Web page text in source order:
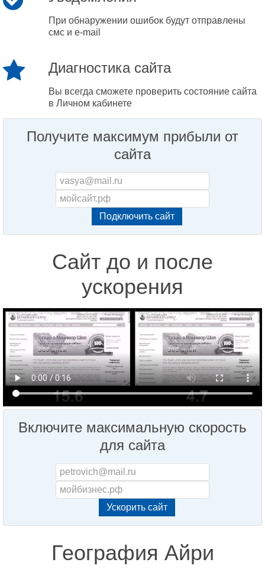
При обнаружении ошибок будут отправлены
смс и e-mail
Диагностика сайта
Вы всегда сможете проверить состояние сайта
в Личном кабинете
Получите максимум прибыли от
сайта
Сайт до и после
ускорения
Включите максимальную скорость
для сайта
География Айри